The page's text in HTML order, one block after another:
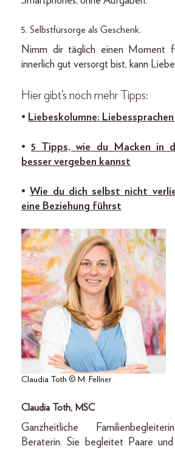
5. Selbstfürsorge als Geschenk.
Nimm dir täglich einen Moment
innerlich gut versorgt bist, kann
Hier gibt’s noch mehr Tipps:
• Liebeskolumne:
•5 Tipps, wie du Macken in
besser vergeben kannst
•Wie du dich selbst nicht
eine Beziehung führst
Claudia Toth © M. Fellner
Claudia Toth, MSC
Ganzheitliche
Beraterin. Sie begleitet Paare